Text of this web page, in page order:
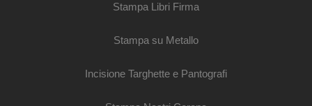
Stampa Libri Firma
Stampa su Metallo
Incisione Targhette e Pantografi